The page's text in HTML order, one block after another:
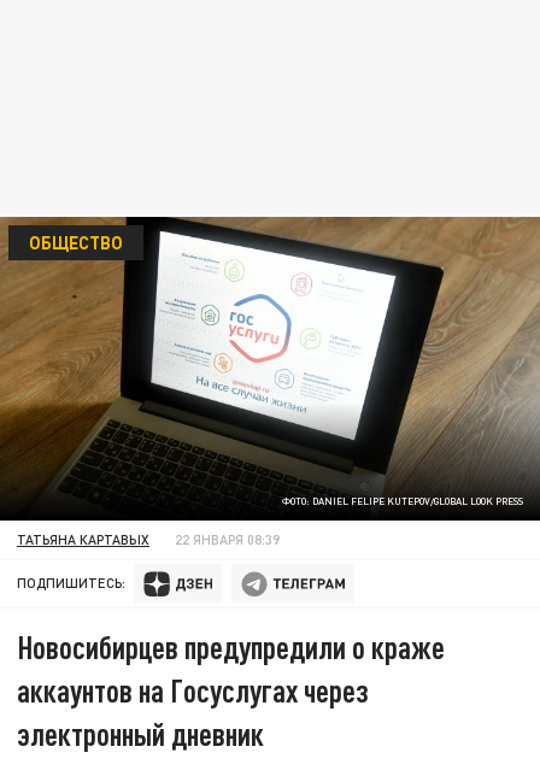
ФОТО: DANIEL FELIPE KUTEPOV/GLOBAL LOOK PRESS
ОБЩЕСТВО
ТАТЬЯНА КАРТАВЫХ 22 ЯНВАРЯ 08:39
ПОДПИШИТЕСЬ:
Новосибирцев предупредили о краже
аккаунтов на Госуслугах через
электронный дневник